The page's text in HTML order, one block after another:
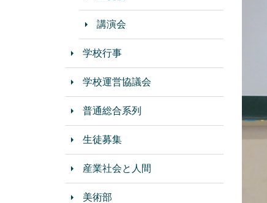
講演会
学校行事
学校運営協議会
普通総合系列
生徒募集
産業社会と人間
美術部